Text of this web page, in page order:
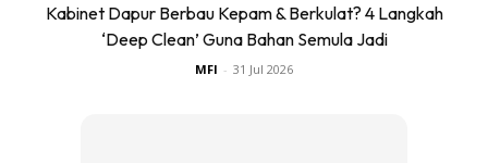
Kabinet Dapur Berbau Kepam & Berkulat? 4 Langkah
‘Deep Clean’ Guna Bahan Semula Jadi
MFI - 31 Jul 2026